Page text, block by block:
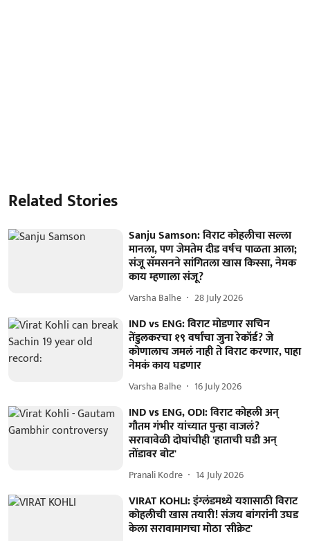
Related Stories
Sanju Samson: विराट कोहलीचा सल्ला
मानला, पण जेमतेम दीड वर्षच पाळता आला;
संजू सॅमसनने सांगितला खास किस्सा, नेमक
काय म्हणाला संजू?
Varsha Balhe 28 July 2026
IND vs ENG: विराट मोडणार सचिन
तेंडुलकरचा १९ वर्षांचा जुना रेकॉर्ड? जे
कोणालाच जमलं नाही ते विराट करणार, पाहा
नेमकं काय घडणार
Varsha Balhe 16 July 2026
IND vs ENG, ODI: विराट कोहली अन्
गौतम गंभीर यांच्यात पुन्हा वाजलं?
सरावावेळी दोघांचीही 'हाताची घडी अन्
तोंडावर बोट'
Pranali Kodre 14 July 2026
VIRAT KOHLI: इंग्लंडमध्ये यशासाठी विराट
कोहलीची खास तयारी! संजय बांगरांनी उघड
केला सरावामागचा मोठा 'सीक्रेट'